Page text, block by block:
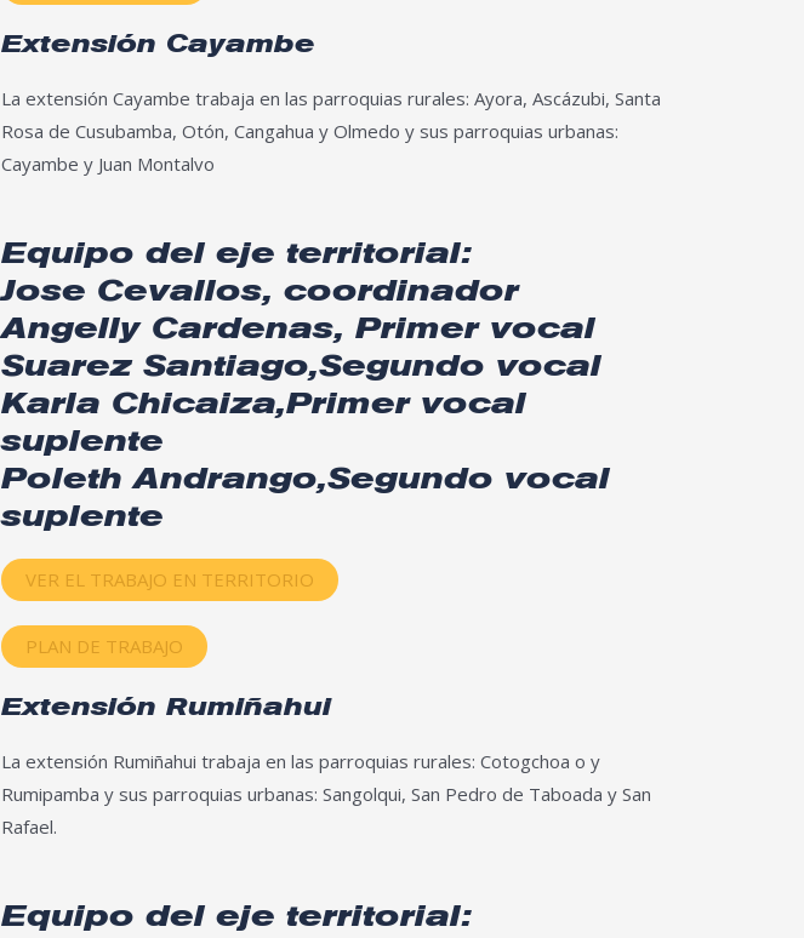
Extensión Cayambe
La extensión Cayambe trabaja en las parroquias rurales: Ayora, Ascázubi, Santa
Rosa de Cusubamba, Otón, Cangahua y Olmedo y sus parroquias urbanas:
Cayambe y Juan Montalvo
Equipo del eje territorial:
Jose Cevallos, coordinador
Angelly Cardenas, Primer vocal
Suarez Santiago,Segundo vocal
Karla Chicaiza,Primer vocal
suplente
Poleth Andrango,Segundo vocal
suplente
VER EL TRABAJO EN TERRITORIO
PLAN DE TRABAJO
Extensión Rumiñahui
La extensión Rumiñahui trabaja en las parroquias rurales: Cotogchoa o y
Rumipamba y sus parroquias urbanas: Sangolqui, San Pedro de Taboada y San
Rafael.
Equipo del eje territorial: